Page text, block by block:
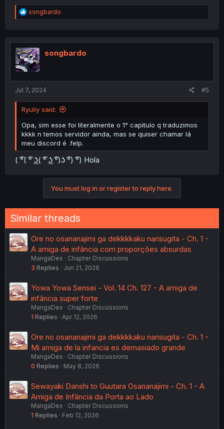
R
e
t
i
o
n
songbardo
songbardo
Jul 7, 2024 #5
Ryuliy said:
Opa, sim esse foi literalmente o 1° capitulo q traduzimos
kkkk n temos servidor ainda, mas se quiser chamar lá
meu discord é .felp.
( ͡°( ͡° ͜ʖ( ͡° ͜ʖ ͡°)ʖ ͡°) ͡°) Hola
You must log in or register to reply here.
Similar threads
Ore no osananajimi ga dekkkkaku narisugita - Ch. 1 -
A amiga de infância com proporções absurdas
MangaDex
Chapter Discussions
3 Replies Jun 21, 2026
Yowa Yowa Sensei - Vol. 14 Ch. 127 - A amiga de
infância super forte
MangaDex
Chapter Discussions
1 Replies Apr 12, 2026
Ore no osananajimi ga dekkkkaku narisugita - Ch. 1 -
Mi amiga de la infancia es demasiado grande
MangaDex
Chapter Discussions
0 Replies May 8, 2026
Sewayaki Danshi to Guutara Osananajimi - Ch. 1 - A
Amiga de Infância da Porta ao Lado
MangaDex
Chapter Discussions
1 Replies Feb 12, 2026